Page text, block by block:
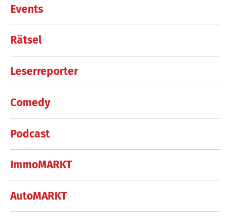
Events
Rätsel
Leserreporter
Comedy
Podcast
ImmoMARKT
AutoMARKT